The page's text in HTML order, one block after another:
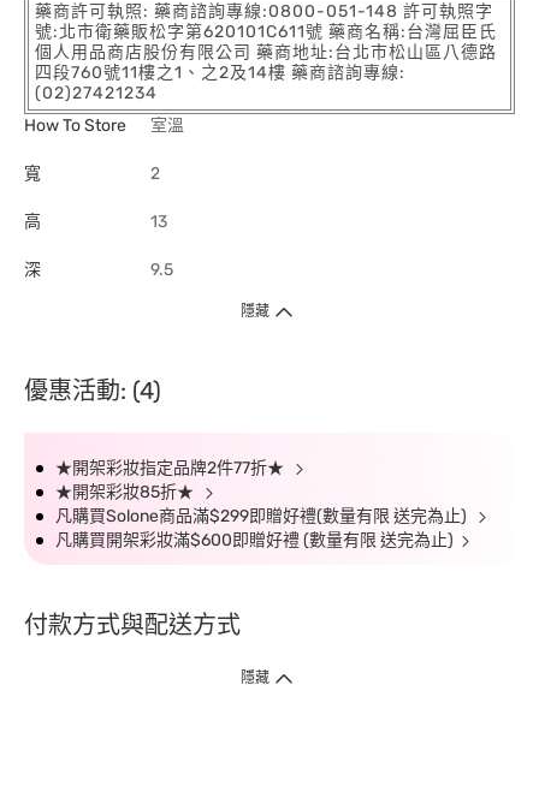
藥商許可執照: 藥商諮詢專線:0800-051-148 許可執照字
號:北市衛藥販松字第620101C611號 藥商名稱:台灣屈臣氏
個人用品商店股份有限公司 藥商地址:台北市松山區八德路
四段760號11樓之1、之2及14樓 藥商諮詢專線:
(02)27421234
How To Store
室溫
寬 2
高 13
深 9.5
隱藏
優惠活動: (4)
★開架彩妝指定品牌2件77折★
★開架彩妝85折★
凡購買Solone商品滿$299即贈好禮(數量有限 送完為止)
凡購買開架彩妝滿$600即贈好禮 (數量有限 送完為止)
付款方式與配送方式
隱藏